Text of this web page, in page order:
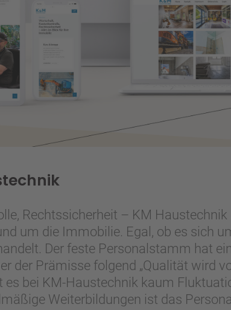
Rechtssicherheit – KM
um die Immobilie. Egal, ob es sich
Der feste Personalstamm hat
der Prämisse folgend „Qualität wird
es bei KM-Haustechnik kaum
Weiterbildungen ist das